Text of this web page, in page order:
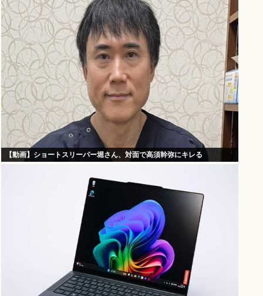
【動画】ショートスリーパー堀さん、対面で高須幹弥にキレる